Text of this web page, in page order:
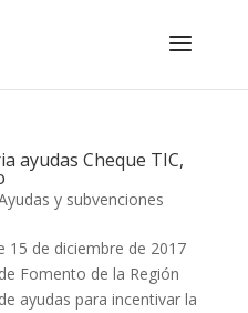
ayudas Cheque TIC,
y subvenciones
15 de diciembre de 2017
Fomento de la Región
ayudas para incentivar la